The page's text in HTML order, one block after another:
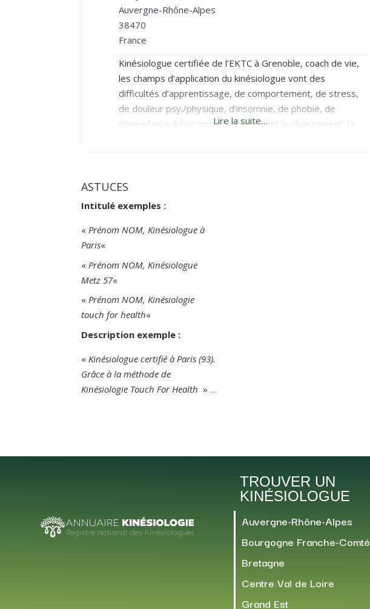
Auvergne-Rhône-Alpes
38470
France
Kinésiologue certifiée de l’EKTC à Grenoble, coach de vie,
les champs d’application du kinésiologue vont des
difficultés d’apprentissage, de comportement, de stress,
de douleur psy./physique, d’insomnie, de phobie, de
dépendance à l’accompagnement vers le changement, la
Lire la suite…
ASTUCES
Intitulé exemples :
«Prénom NOM, Kinésiologue à
Paris«
« Prénom NOM, Kinésiologue
Metz 57«
«Prénom NOM, Kinésiologie
touch for health«
Description exemple :
« Kinésiologue certifié à Paris (93).
Grâce à la méthode de
Kinésiologie Touch For Health » …
TROUVER UN
KINÉSIOLOGUE
Auvergne-Rhône-Alpes
Bourgogne Franche-Comté
Bretagne
Centre Val de Loire
Grand Est